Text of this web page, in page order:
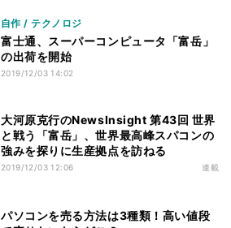
自作 / テクノロジ
富士通、スーパーコンピュータ「富岳」
の出荷を開始
2019/12/03 14:02
大河原克行のNewsInsight 第43回 世界
と戦う「富岳」、世界最高峰スパコンの
強みを探りに生産拠点を訪ねる
2019/12/03 12:06 連載
パソコンを売る方法は3種類！高い値段